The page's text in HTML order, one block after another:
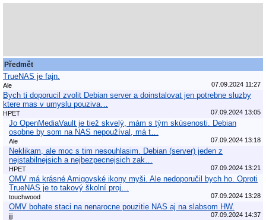
Předmět
TrueNAS je fajn.
Ale 07.09.2024 11:27
Bych ti doporucil zvolit Debian server a doinstalovat jen potrebne sluzby
ktere mas v umyslu pouziva…
HPET 07.09.2024 13:05
Jo OpenMediaVault je tiež skvelý, mám s tým skúsenosti. Debian
osobne by som na NAS nepoužíval, má t…
Ale 07.09.2024 13:18
Neklikam, ale moc s tim nesouhlasim. Debian (server) jeden z
nejstabilnejsich a nejbezpecnejsich zak…
HPET 07.09.2024 13:21
OMV má krásné Amigovské ikony myši. Ale nedoporučil bych ho. Oproti
TrueNAS je to takový školní proj…
touchwood 07.09.2024 13:28
OMV bohate staci na nenarocne pouzitie NAS aj na slabsom HW.
jjj 07.09.2024 14:37